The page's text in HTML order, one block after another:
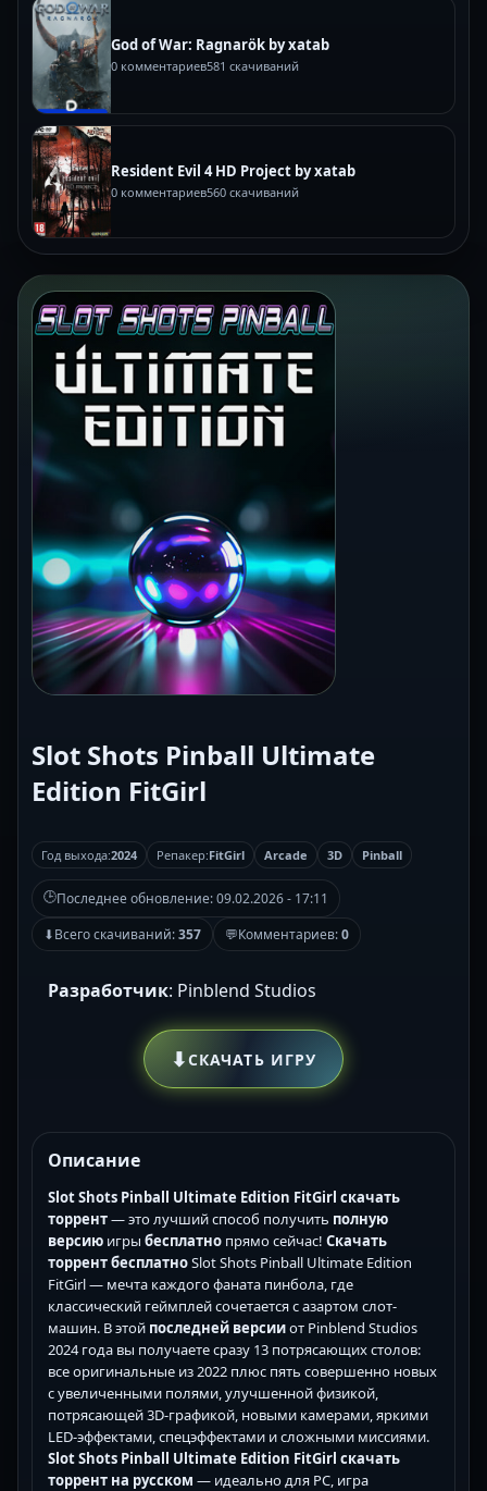
God of War: Ragnarök by xatab
0 комментариев581 скачиваний
Resident Evil 4 HD Project by xatab
0 комментариев560 скачиваний
Slot Shots Pinball Ultimate
Edition FitGirl
Год выхода:2024 Репакер:FitGirl Arcade 3D Pinball
🕒Последнее обновление:09.02.2026 - 17:11
⬇Всего скачиваний:357 💬Комментариев:0
Разработчик: Pinblend Studios
⬇СКАЧАТЬ ИГРУ
Описание
Slot Shots Pinball Ultimate Edition FitGirl скачать
торрент— это лучший способ получить полную
версию игры бесплатно прямо сейчас! Скачать
торрент бесплатноSlot Shots Pinball Ultimate Edition
FitGirl — мечта каждого фаната пинбола, где
классический геймплей сочетается с азартом слот-
машин. В этой последней версииот Pinblend Studios
2024 года вы получаете сразу 13 потрясающих столов:
все оригинальные из 2022 плюс пять совершенно новых
с увеличенными полями, улучшенной физикой,
потрясающей 3D-графикой, новыми камерами, яркими
LED-эффектами, спецэффектами и сложными миссиями.
Slot Shots Pinball Ultimate Edition FitGirl скачать
торрент на русском — идеально для PC, игра